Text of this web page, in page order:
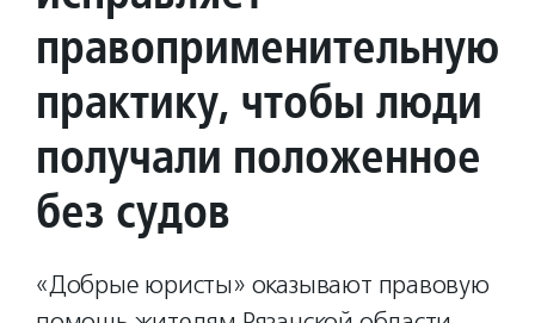
правоприменительную
практику, чтобы люди
получали положенное
без судов
«Добрые юристы» оказывают правовую